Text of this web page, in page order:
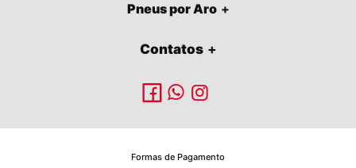
Pneus por Aro
Contatos
Formas de Pagamento